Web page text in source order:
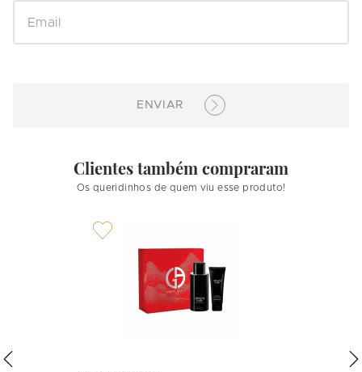
ENVIAR
Clientes também compraram
Os queridinhos de quem viu esse produto!